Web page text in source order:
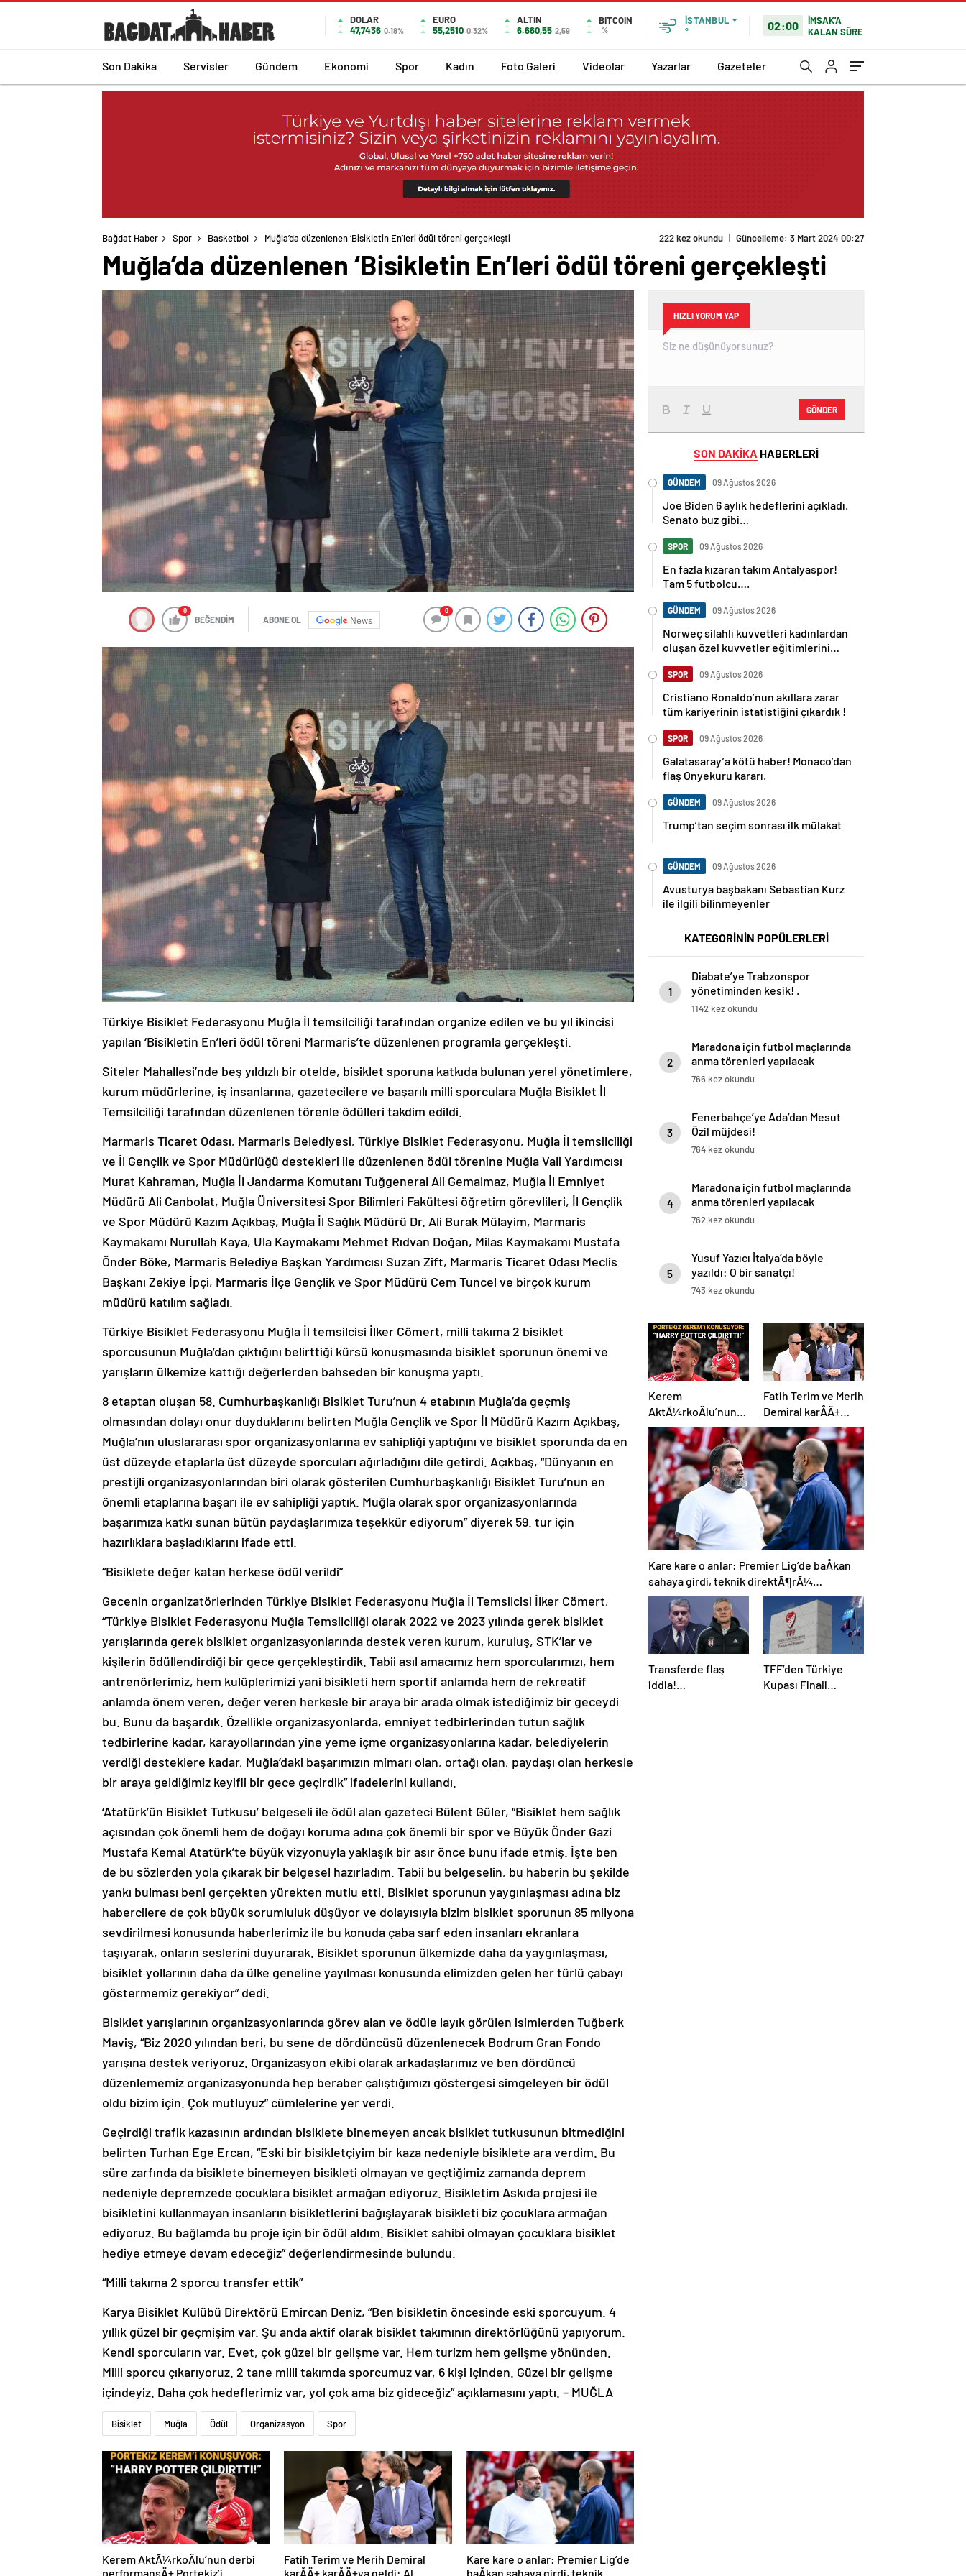
DOLAR
47,7436 0.18%
EURO
55,2510 0.32%
ALTIN
6.660,55 2,59
BITCOIN
%
İSTANBUL
°
02:00
İMSAK'A
KALAN SÜRE
Son Dakika Servisler Gündem Ekonomi Spor Kadın Foto Galeri Videolar Yazarlar Gazeteler
Bağdat Haber Spor Basketbol Muğla’da düzenlenen ‘Bisikletin En’leri ödül töreni gerçekleşti 222 kez okundu | Güncelleme: 3 Mart 2024 00:27
Muğla’da düzenlenen ‘Bisikletin En’leri ödül töreni gerçekleşti
0
BEĞENDİM ABONE OL News
0
Türkiye Bisiklet Federasyonu Muğla İl temsilciliği tarafından organize edilen ve bu yıl ikincisi
yapılan ‘Bisikletin En’leri ödül töreni Marmaris’te düzenlenen programla gerçekleşti.
Siteler Mahallesi’nde beş yıldızlı bir otelde, bisiklet sporuna katkıda bulunan yerel yönetimlere,
kurum müdürlerine, iş insanlarına, gazetecilere ve başarılı milli sporculara Muğla Bisiklet İl
Temsilciliği tarafından düzenlenen törenle ödülleri takdim edildi.
Marmaris Ticaret Odası, Marmaris Belediyesi, Türkiye Bisiklet Federasyonu, Muğla İl temsilciliği
ve İl Gençlik ve Spor Müdürlüğü destekleri ile düzenlenen ödül törenine Muğla Vali Yardımcısı
Murat Kahraman, Muğla İl Jandarma Komutanı Tuğgeneral Ali Gemalmaz, Muğla İl Emniyet
Müdürü Ali Canbolat, Muğla Üniversitesi Spor Bilimleri Fakültesi öğretim görevlileri, İl Gençlik
ve Spor Müdürü Kazım Açıkbaş, Muğla İl Sağlık Müdürü Dr. Ali Burak Mülayim, Marmaris
Kaymakamı Nurullah Kaya, Ula Kaymakamı Mehmet Rıdvan Doğan, Milas Kaymakamı Mustafa
Önder Böke, Marmaris Belediye Başkan Yardımcısı Suzan Zift, Marmaris Ticaret Odası Meclis
Başkanı Zekiye İpçi, Marmaris İlçe Gençlik ve Spor Müdürü Cem Tuncel ve birçok kurum
müdürü katılım sağladı.
Türkiye Bisiklet Federasyonu Muğla İl temsilcisi İlker Cömert, milli takıma 2 bisiklet
sporcusunun Muğla’dan çıktığını belirttiği kürsü konuşmasında bisiklet sporunun önemi ve
yarışların ülkemize kattığı değerlerden bahseden bir konuşma yaptı.
8 etaptan oluşan 58. Cumhurbaşkanlığı Bisiklet Turu’nun 4 etabının Muğla’da geçmiş
olmasından dolayı onur duyduklarını belirten Muğla Gençlik ve Spor İl Müdürü Kazım Açıkbaş,
Muğla’nın uluslararası spor organizasyonlarına ev sahipliği yaptığını ve bisiklet sporunda da en
üst düzeyde etaplarla üst düzeyde sporcuları ağırladığını dile getirdi. Açıkbaş, “Dünyanın en
prestijli organizasyonlarından biri olarak gösterilen Cumhurbaşkanlığı Bisiklet Turu’nun en
önemli etaplarına başarı ile ev sahipliği yaptık. Muğla olarak spor organizasyonlarında
başarımıza katkı sunan bütün paydaşlarımıza teşekkür ediyorum” diyerek 59. tur için
hazırlıklara başladıklarını ifade etti.
“Bisiklete değer katan herkese ödül verildi”
Gecenin organizatörlerinden Türkiye Bisiklet Federasyonu Muğla İl Temsilcisi İlker Cömert,
“Türkiye Bisiklet Federasyonu Muğla Temsilciliği olarak 2022 ve 2023 yılında gerek bisiklet
yarışlarında gerek bisiklet organizasyonlarında destek veren kurum, kuruluş, STK’lar ve
kişilerin ödüllendirdiği bir gece gerçekleştirdik. Tabii asıl amacımız hem sporcularımızı, hem
antrenörlerimiz, hem kulüplerimizi yani bisikleti hem sportif anlamda hem de rekreatif
anlamda önem veren, değer veren herkesle bir araya bir arada olmak istediğimiz bir geceydi
bu. Bunu da başardık. Özellikle organizasyonlarda, emniyet tedbirlerinden tutun sağlık
tedbirlerine kadar, karayollarından yine yeme içme organizasyonlarına kadar, belediyelerin
verdiği desteklere kadar, Muğla’daki başarımızın mimarı olan, ortağı olan, paydaşı olan herkesle
bir araya geldiğimiz keyifli bir gece geçirdik” ifadelerini kullandı.
‘Atatürk’ün Bisiklet Tutkusu’ belgeseli ile ödül alan gazeteci Bülent Güler, “Bisiklet hem sağlık
açısından çok önemli hem de doğayı koruma adına çok önemli bir spor ve Büyük Önder Gazi
Mustafa Kemal Atatürk’te büyük vizyonuyla yaklaşık bir asır önce bunu ifade etmiş. İşte ben
de bu sözlerden yola çıkarak bir belgesel hazırladım. Tabii bu belgeselin, bu haberin bu şekilde
yankı bulması beni gerçekten yürekten mutlu etti. Bisiklet sporunun yaygınlaşması adına biz
habercilere de çok büyük sorumluluk düşüyor ve dolayısıyla bizim bisiklet sporunun 85 milyona
sevdirilmesi konusunda haberlerimiz ile bu konuda çaba sarf eden insanları ekranlara
taşıyarak, onların seslerini duyurarak. Bisiklet sporunun ülkemizde daha da yaygınlaşması,
bisiklet yollarının daha da ülke geneline yayılması konusunda elimizden gelen her türlü çabayı
göstermemiz gerekiyor” dedi.
Bisiklet yarışlarının organizasyonlarında görev alan ve ödüle layık görülen isimlerden Tuğberk
Maviş, “Biz 2020 yılından beri, bu sene de dördüncüsü düzenlenecek Bodrum Gran Fondo
yarışına destek veriyoruz. Organizasyon ekibi olarak arkadaşlarımız ve ben dördüncü
düzenlememiz organizasyonunda hep beraber çalıştığımızı göstergesi simgeleyen bir ödül
oldu bizim için. Çok mutluyuz” cümlelerine yer verdi.
Geçirdiği trafik kazasının ardından bisiklete binemeyen ancak bisiklet tutkusunun bitmediğini
belirten Turhan Ege Ercan, “Eski bir bisikletçiyim bir kaza nedeniyle bisiklete ara verdim. Bu
süre zarfında da bisiklete binemeyen bisikleti olmayan ve geçtiğimiz zamanda deprem
nedeniyle depremzede çocuklara bisiklet armağan ediyoruz. Bisikletim Askıda projesi ile
bisikletini kullanmayan insanların bisikletlerini bağışlayarak bisikleti biz çocuklara armağan
ediyoruz. Bu bağlamda bu proje için bir ödül aldım. Bisiklet sahibi olmayan çocuklara bisiklet
hediye etmeye devam edeceğiz” değerlendirmesinde bulundu.
“Milli takıma 2 sporcu transfer ettik”
Karya Bisiklet Kulübü Direktörü Emircan Deniz, “Ben bisikletin öncesinde eski sporcuyum. 4
yıllık güzel bir geçmişim var. Şu anda aktif olarak bisiklet takımının direktörlüğünü yapıyorum.
Kendi sporcuların var. Evet, çok güzel bir gelişme var. Hem turizm hem gelişme yönünden.
Milli sporcu çıkarıyoruz. 2 tane milli takımda sporcumuz var, 6 kişi içinden. Güzel bir gelişme
içindeyiz. Daha çok hedeflerimiz var, yol çok ama biz gideceğiz” açıklamasını yaptı. – MUĞLA
Bisiklet Muğla Ödül Organizasyon Spor
Kerem AktÃ¼rkoÄlu’nun derbi
performansÄ± Portekiz’i
Fatih Terim ve Merih Demiral
karÅÄ± karÅÄ±ya geldi: Al
Kare kare o anlar: Premier Lig’de
baÅkan sahaya girdi, teknik
HIZLI YORUM YAP
GÖNDER
SON DAKİKA HABERLERİ
GÜNDEM 09 Ağustos 2026
Joe Biden 6 aylık hedeflerini açıkladı.
Senato buz gibi…
SPOR 09 Ağustos 2026
En fazla kızaran takım Antalyaspor!
Tam 5 futbolcu….
GÜNDEM 09 Ağustos 2026
Norweç silahlı kuvvetleri kadınlardan
oluşan özel kuvvetler eğitimlerini
SPOR 09 Ağustos 2026
Cristiano Ronaldo’nun akıllara zarar
tüm kariyerinin istatistiğini çıkardık !
SPOR 09 Ağustos 2026
Galatasaray’a kötü haber! Monaco’dan
flaş Onyekuru kararı.
GÜNDEM 09 Ağustos 2026
Trump’tan seçim sonrası ilk mülakat
GÜNDEM 09 Ağustos 2026
Avusturya başbakanı Sebastian Kurz
ile ilgili bilinmeyenler
KATEGORİNİN POPÜLERLERİ
1
Diabate’ye Trabzonspor
yönetiminden kesik! .
1142 kez okundu
2
Maradona için futbol maçlarında
anma törenleri yapılacak
766 kez okundu
3
Fenerbahçe’ye Ada’dan Mesut
Özil müjdesi!
764 kez okundu
4
Maradona için futbol maçlarında
anma törenleri yapılacak
762 kez okundu
5
Yusuf Yazıcı İtalya’da böyle
yazıldı: O bir sanatçı!
743 kez okundu
Kerem
AktÃ¼rkoÄlu’nun
derbi performansÄ±
Portekiz’i
bÃ¼yÃ¼ledi:
“Harry Potter
Ã§Ä±ldÄ±rttÄ±!”
Fatih Terim ve Merih
Demiral karÅÄ±
karÅÄ±ya geldi: Al
Shabab, Al Ahli’yi
maÄlup etti
Kare kare o anlar: Premier Lig’de baÅkan
sahaya girdi, teknik direktÃ¶rÃ¼
azarladÄ±!
Transferde flaş
iddia!
TFF’den Türkiye
Kupası Finali